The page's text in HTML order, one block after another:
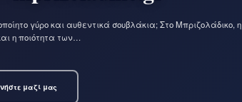
γύρο και αυθεντικά σουβλάκια; Στο Μπριζολάδικο, η
η ποιότητα των…
μαζί μας